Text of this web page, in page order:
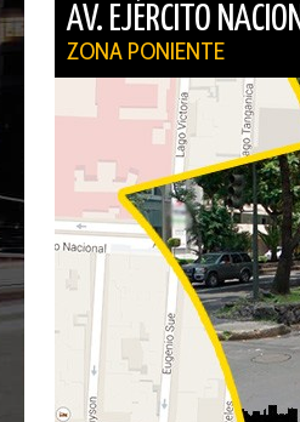
AV. EJÉRCITO
ZONA PONIENTE